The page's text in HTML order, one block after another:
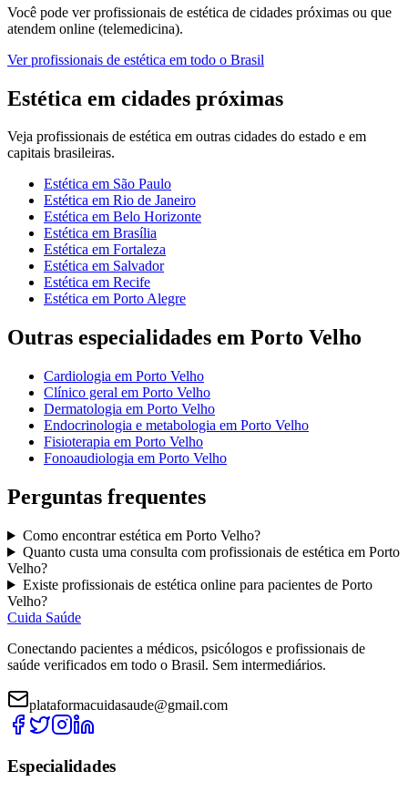
Você pode verprofissionais de estética de cidades próximas ou que
atendem online (telemedicina).
Verprofissionais de estética em todo o Brasil
Estética em cidades próximas
Veja profissionais de estética em outras cidades do estado e em
capitais brasileiras.
Estética em São Paulo
Estética em Rio de Janeiro
Estética em Belo Horizonte
Estética em Brasília
Estética em Fortaleza
Estética em Salvador
Estética em Recife
Estética em Porto Alegre
Outras especialidades em Porto Velho
Cardiologia em Porto Velho
Clínico geral em Porto Velho
Dermatologia em Porto Velho
Endocrinologia e metabologia em Porto Velho
Fisioterapia em Porto Velho
Fonoaudiologia em Porto Velho
Perguntas frequentes
Como encontrarestética em Porto Velho?
Quanto custa uma consulta com profissionais de estética em Porto
Velho?
Existe profissionais de estética online para pacientes de Porto
Velho?
Cuida Saúde
Conectando pacientes a médicos, psicólogos e profissionais de
saúde verificados em todo o Brasil. Sem intermediários.
plataformacuidasaude@gmail.com
Especialidades